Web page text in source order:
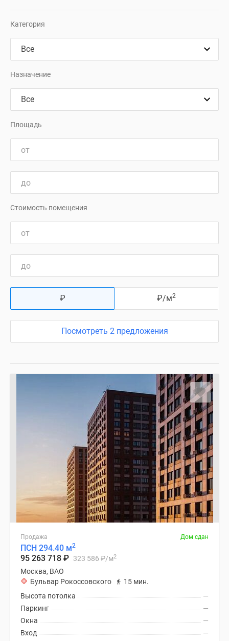
Категория
Назначение
Площадь
Стоимость помещения
₽ ₽/м2
Посмотреть 2 предложения
Продажа Дом сдан
ПСН 294.40 м2
95 263 718 ₽ 323 586 ₽/м2
Москва, ВАО
Бульвар Рокоссовского
15 мин.
—
Высота потолка
—
Паркинг
—
Окна
—
Вход